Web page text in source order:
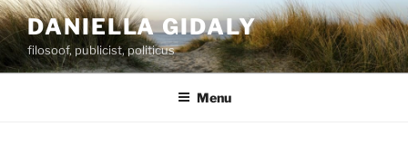
Ga
naar
de
inhoud
DANIELLA GIDALY
filosoof, publicist, politicus
Menu